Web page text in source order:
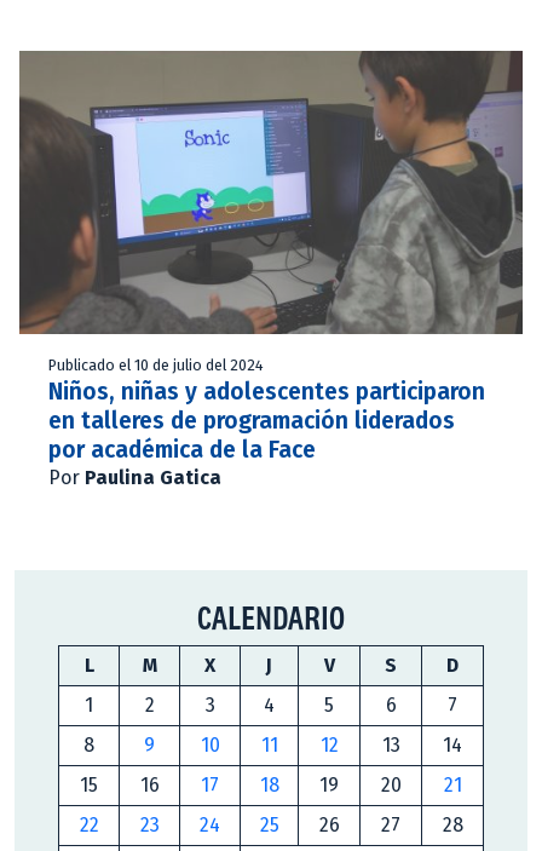
Publicado el 10 de julio del 2024
Niños, niñas y adolescentes participaron
en talleres de programación liderados
por académica de la Face
Por Paulina Gatica
CALENDARIO
L M X J V S
D
1
2 3 4 5 6
7
8
9 10 11 12 13
14
15
16 17 18 19 20
21
22
23 24 25 26 27
28